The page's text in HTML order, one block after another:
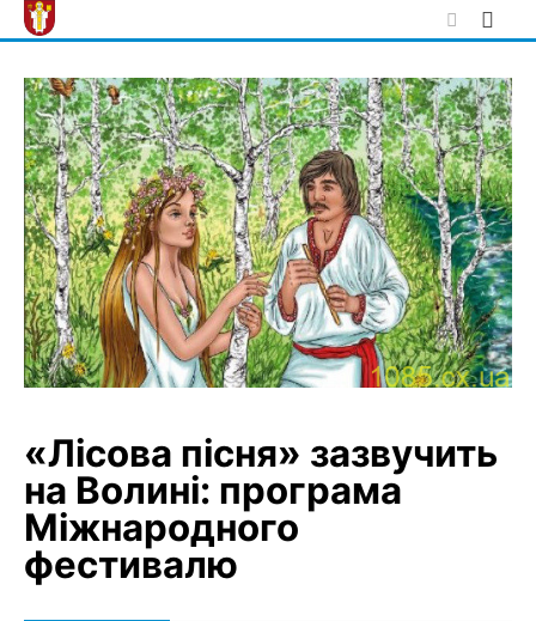
Skip
to
«Лісова пісня» зазвучить
на Волині: програма
Міжнародного
фестивалю